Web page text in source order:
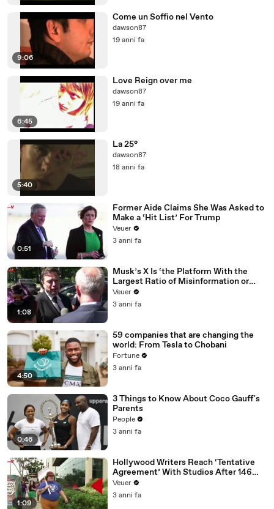
9:06
Come un Soffio nel Vento
dawson87
19 anni fa
6:45
Love Reign over me
dawson87
19 anni fa
5:40
La 25°
dawson87
18 anni fa
0:51
Former Aide Claims She Was Asked to
Make a ‘Hit List’ For Trump
Veuer
3 anni fa
1:08
Musk’s X Is ‘the Platform With the
Largest Ratio of Misinformation or
Disinformation’ Amongst All Social
Media Platforms
Veuer
3 anni fa
4:50
59 companies that are changing the
world: From Tesla to Chobani
Fortune
3 anni fa
0:46
3 Things to Know About Coco Gauff's
Parents
People
3 anni fa
1:09
Hollywood Writers Reach ‘Tentative
Agreement’ With Studios After 146
Day Strike
Veuer
3 anni fa